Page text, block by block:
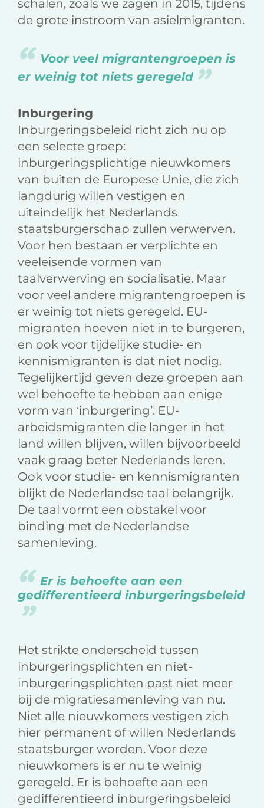
schalen, zoals we zagen in 2015, tijdens
de grote instroom van asielmigranten.
Voor veel migrantengroepen is
er weinig tot niets geregeld
Inburgering
Inburgeringsbeleid richt zich nu op
een selecte groep:
inburgeringsplichtige nieuwkomers
van buiten de Europese Unie, die zich
langdurig willen vestigen en
uiteindelijk het Nederlands
staatsburgerschap zullen verwerven.
Voor hen bestaan er verplichte en
veeleisende vormen van
taalverwerving en socialisatie. Maar
voor veel andere migrantengroepen is
er weinig tot niets geregeld. EU-
migranten hoeven niet in te burgeren,
en ook voor tijdelijke studie- en
kennismigranten is dat niet nodig.
Tegelijkertijd geven deze groepen aan
wel behoefte te hebben aan enige
vorm van ‘inburgering’. EU-
arbeidsmigranten die langer in het
land willen blijven, willen bijvoorbeeld
vaak graag beter Nederlands leren.
Ook voor studie- en kennismigranten
blijkt de Nederlandse taal belangrijk.
De taal vormt een obstakel voor
binding met de Nederlandse
samenleving.
Er is behoefte aan een
gedifferentieerd inburgeringsbeleid
Het strikte onderscheid tussen
inburgeringsplichten en niet-
inburgeringsplichten past niet meer
bij de migratiesamenleving van nu.
Niet alle nieuwkomers vestigen zich
hier permanent of willen Nederlands
staatsburger worden. Voor deze
nieuwkomers is er nu te weinig
geregeld. Er is behoefte aan een
gedifferentieerd inburgeringsbeleid